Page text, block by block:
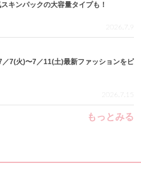
キンパックの大容量タイプも！
2026.7.9
／7(火)〜7／11(土)最新ファッションをピ
2026.7.15
もっとみる